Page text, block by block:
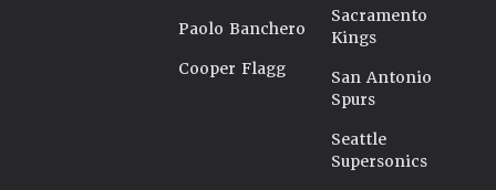
Paolo Banchero
Cooper Flagg
Sacramento
Kings
San Antonio
Spurs
Seattle
Supersonics